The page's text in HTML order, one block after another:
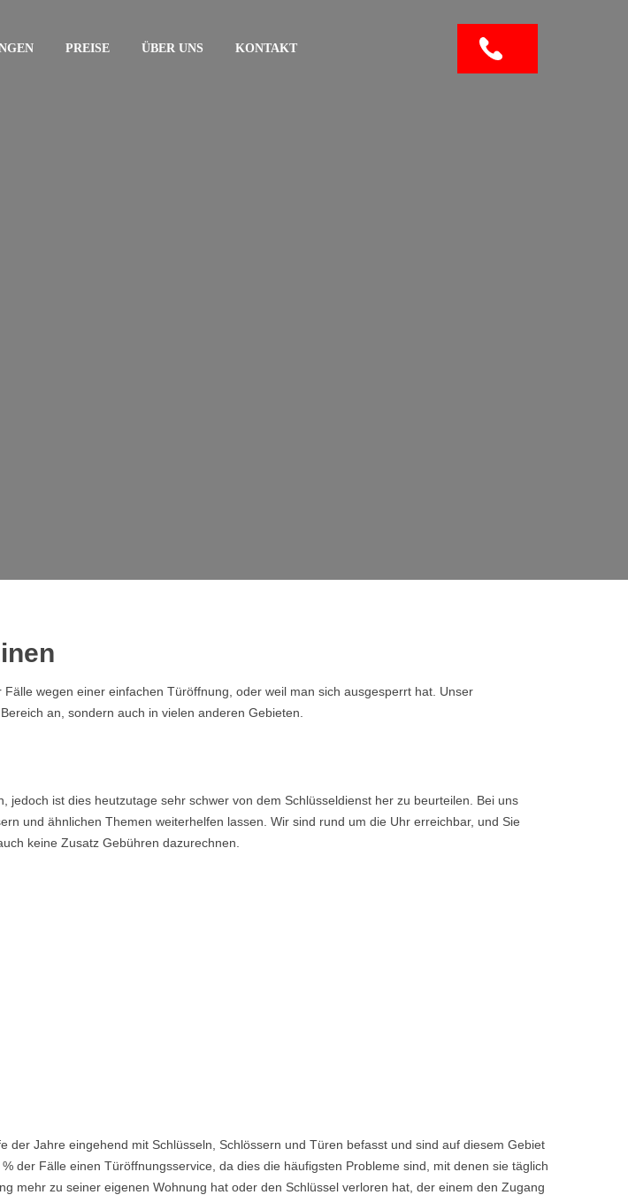
PREISE ÜBER UNS KONTAKT
wegen einer einfachen Türöffnung, oder weil man sich ausgesperrt hat. Unser
an, sondern auch in vielen anderen Gebieten.
ist dies heutzutage sehr schwer von dem Schlüsseldienst her zu beurteilen. Bei uns
und ähnlichen Themen weiterhelfen lassen. Wir sind rund um die Uhr erreichbar, und Sie
keine Zusatz Gebühren dazurechnen.
Jahre eingehend mit Schlüsseln, Schlössern und Türen befasst und sind auf diesem Gebiet
der Fälle einen Türöffnungsservice, da dies die häufigsten Probleme sind, mit denen sie täglich
mehr zu seiner eigenen Wohnung hat oder den Schlüssel verloren hat, der einem den Zugang